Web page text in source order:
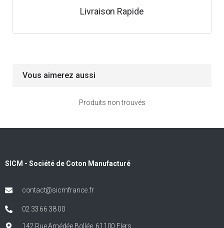
Livraison Rapide
Vous aimerez aussi
Produits non trouvés
SICM - Société de Coton Manufacturé
contact@sicmfrance.fr
02 33 66 38 00
142 Rue Amédée Bollée, 61100 Flers